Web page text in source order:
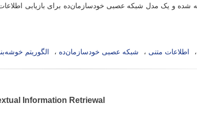
اطلاعات متنی شبکه عصبی خودسازمان‌ده الگوریتم
Information Retriewal